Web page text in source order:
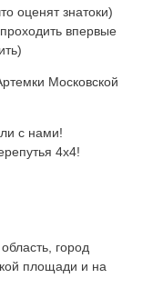
оценят знатоки)
впервые
Московской
с нами!
4х4!
город
площади и на